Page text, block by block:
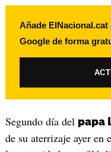
Añade
Google de forma
Segundo día del papa
de su aterrizaje ayer en